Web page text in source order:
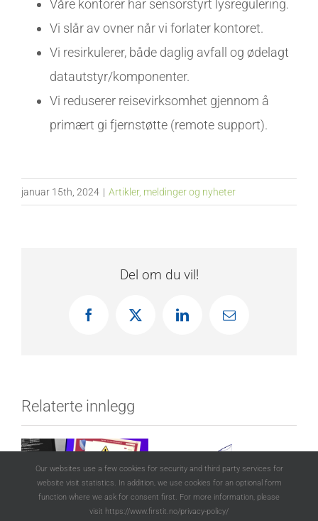
Våre kontorer har sensorstyrt lysregulering.
Vi slår av ovner når vi forlater kontoret.
Vi resirkulerer, både daglig avfall og ødelagt
datautstyr/komponenter.
Vi reduserer reisevirksomhet gjennom å
primært gi fjernstøtte (remote support).
januar 15th, 2024 | Artikler, meldinger og nyheter
Del om du vil!
FacebookX LinkedInE-
Relaterte innlegg
Our websites use a few cookies for security and third party services for
website visit statistics. In addition, we use cookies for an optional form
function where we ask for consent first. For more information, please
visit https://www.firstit.no/privacy-policy/